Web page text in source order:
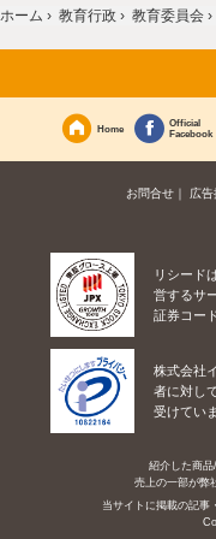
ホーム › 教育行政 › 教育委員会 ›
Home
Official
Facebook
お問合せ 広告
リシード
営するサ
証券コー
株式会社
者に対し
受けてい
紹介した商品
売上の一部が弊
当サイトに掲載の記事